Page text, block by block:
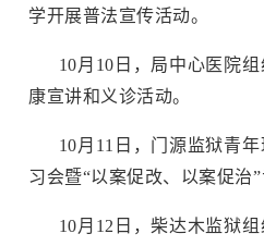
学开展普法宣传活动。
10月10日，局中心医院
康宣讲和义诊活动。
10月11日，门源监狱青
习会暨“以案促改、以案促治”
10月12日，柴达木监狱